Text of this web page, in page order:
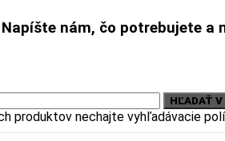
Napíšte nám, čo potrebujete a
produktov nechajte vyhľadávacie